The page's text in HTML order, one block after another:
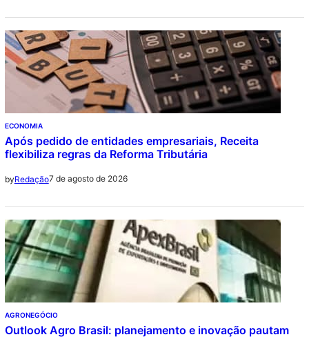
ECONOMIA
Após pedido de entidades empresariais, Receita
flexibiliza regras da Reforma Tributária
byRedação7 de agosto de 2026
AGRONEGÓCIO
Outlook Agro Brasil: planejamento e inovação pautam